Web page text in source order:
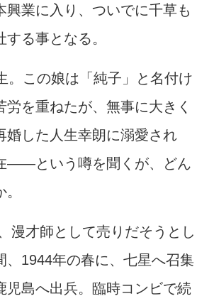
興業に入り、ついでに千草も
る事となる。
この娘は「純子」と名付け
労を重ねたが、無事に大きく
婚した人生幸朗に溺愛され
――という噂を聞くが、どん
才師として売りだそうとし
、1944年の春に、七星へ召集
児島へ出兵。臨時コンビで続